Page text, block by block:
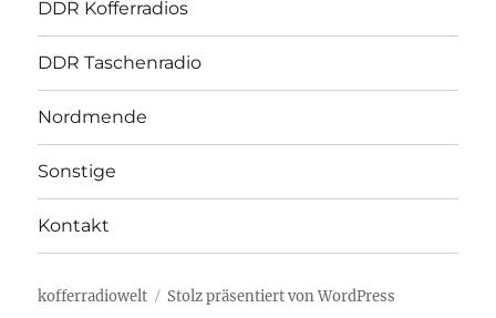
DDR Kofferradios
DDR Taschenradio
Nordmende
Sonstige
Kontakt
kofferradiowelt Stolz präsentiert von WordPress